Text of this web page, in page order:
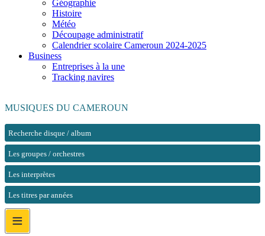
Géographie
Histoire
Météo
Découpage administratif
Calendrier scolaire Cameroun 2024-2025
Business
Entreprises à la une
Tracking navires
MUSIQUES DU CAMEROUN
Recherche disque / album
Les groupes / orchestres
Les interprètes
Les titres par années
≡